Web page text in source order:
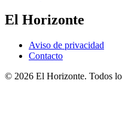
El Horizonte
Aviso de privacidad
Contacto
© 2026 El Horizonte. Todos